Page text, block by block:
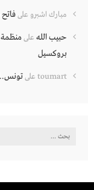
مبارك اشبرو على
حبيب الله علىمنظمة
بروكسيل
toumart على
البحث